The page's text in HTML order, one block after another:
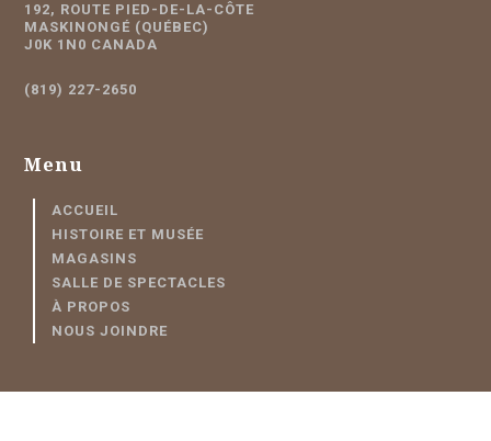
192, ROUTE PIED-DE-LA-CÔTE
MASKINONGÉ (QUÉBEC)
J0K 1N0 CANADA
(819) 227-2650
Menu
ACCUEIL
HISTOIRE ET MUSÉE
MAGASINS
SALLE DE SPECTACLES
À PROPOS
NOUS JOINDRE